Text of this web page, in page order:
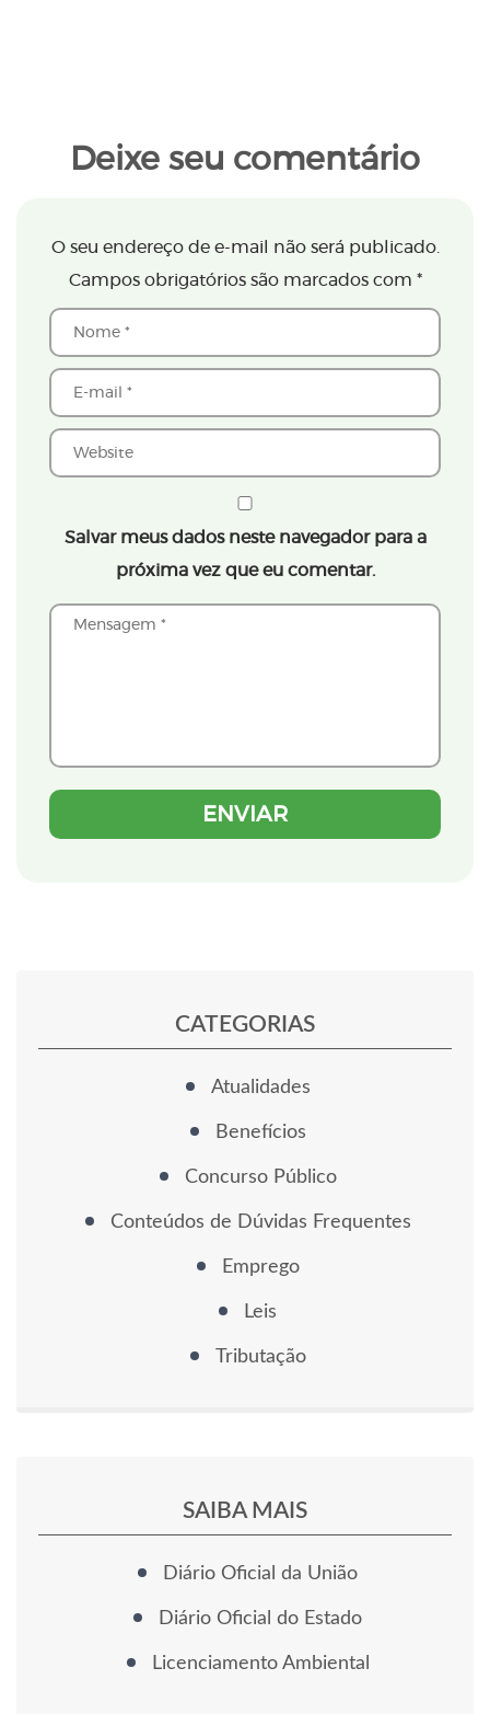
Deixe seu comentário
O seu endereço de e-mail não será publicado.
Campos obrigatórios são marcados com *
Salvar meus dados neste navegador para a
próxima vez que eu comentar.
CATEGORIAS
Atualidades
Benefícios
Concurso Público
Conteúdos de Dúvidas Frequentes
Emprego
Leis
Tributação
SAIBA MAIS
Diário Oficial da União
Diário Oficial do Estado
Licenciamento Ambiental